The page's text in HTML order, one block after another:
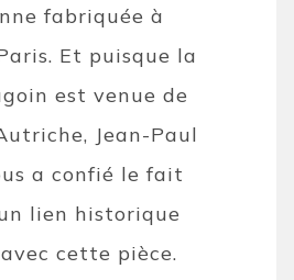
fabriquée à
Et puisque la
est venue de
Jean-Paul
a confié le fait
lien historique
cette pièce.